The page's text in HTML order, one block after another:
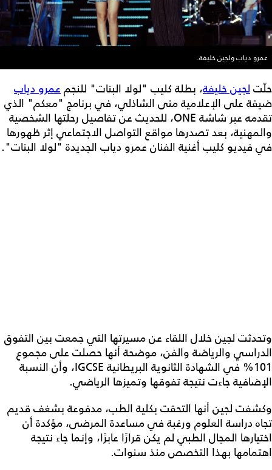
عمرو دياب ولجين خليفة.
حلّتلجين خليفة، بطلة كليب "لولا البنات" للنجمعمرو دياب
ضيفة على الإعلامية منى الشاذلي، في برنامج "معكم" الذي
تقدمه عبر شاشة ONE، للحديث عن تفاصيل رحلتها الشخصية
والمهنية، بعد تصدرها مواقع التواصل الاجتماعي إثر ظهورها
في فيديو كليب أغنية الفنان عمرو دياب الجديدة "لولا البنات".
وتحدثت لجين خلال اللقاء عن مسيرتها التي جمعت بين التفوق
الدراسي والرياضة والفن، موضحة أنها حصلت على مجموع
101% في الشهادة الثانوية البريطانية IGCSE، وأن النسبة
الإضافية جاءت نتيجة تفوقها وتميزها الرياضي.
وكشفت لجين أنها التحقت بكلية الطب، مدفوعة بشغف قديم
تجاه دراسة العلوم ورغبة في مساعدة المرضى، مؤكدة أن
اختيارها المجال الطبي لم يكن قرارًا عابرًا، وإنما جاء نتيجة
اهتمامها بهذا التخصص منذ سنوات.